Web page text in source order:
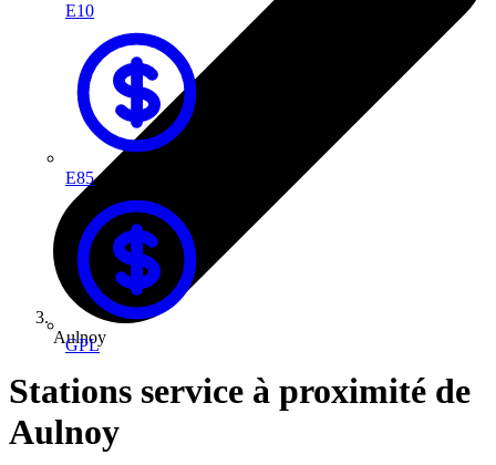
E10
E85
GPL
Aulnoy
Stations service à proximité de
Aulnoy